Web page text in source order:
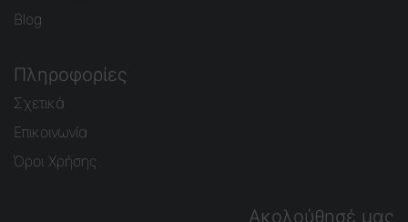
Blog
Πληροφορίες
Σχετικά
Επικοινωνία
Όροι Χρήσης
Ακολούθησέ μας